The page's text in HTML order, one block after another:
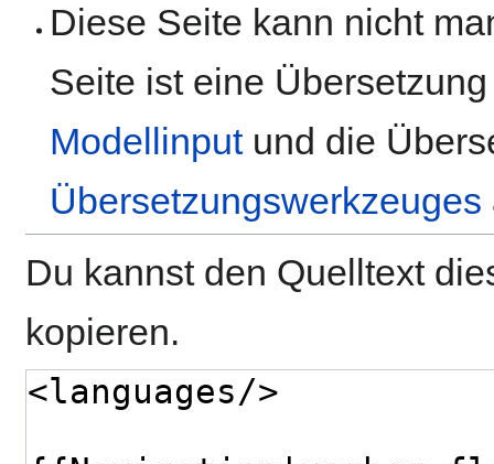
Diese Seite kann nicht
Seite ist eine
Modellinputund die
Übersetzungswerkzeuges
Du kannst den Quelltext
kopieren.